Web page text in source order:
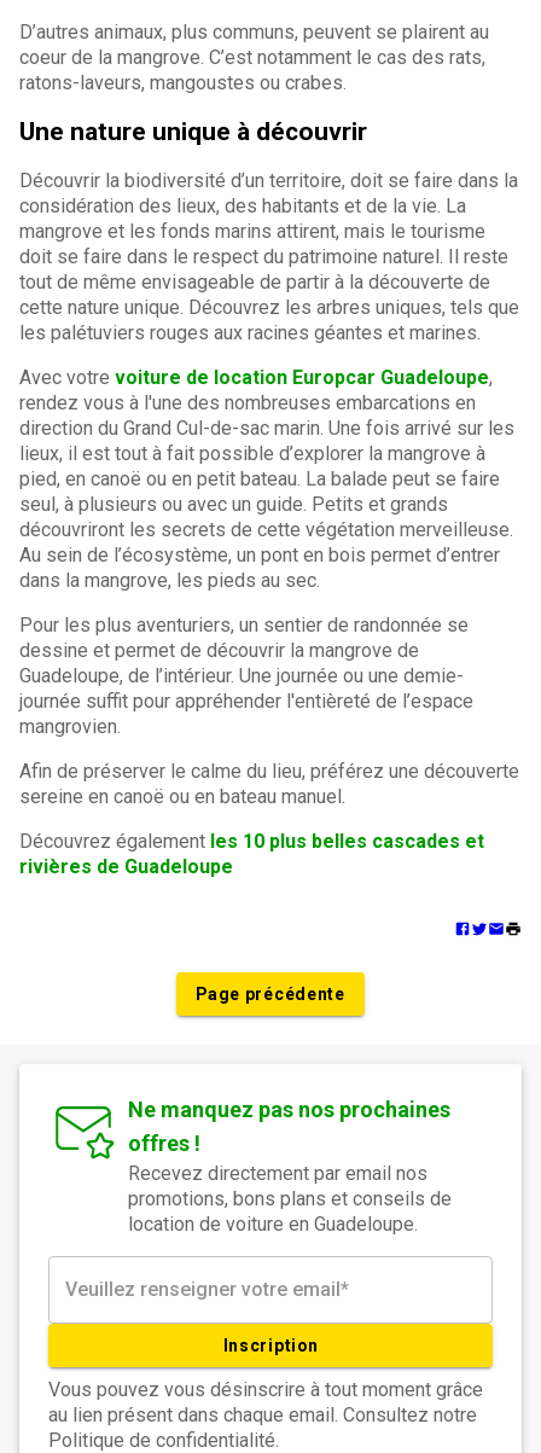
D’autres animaux, plus communs, peuvent se plairent au
coeur de la mangrove. C’est notamment le cas des rats,
ratons-laveurs, mangoustes ou crabes.
Une nature unique à découvrir
Découvrir la biodiversité d’un territoire, doit se faire dans la
considération des lieux, des habitants et de la vie. La
mangrove et les fonds marins attirent, mais le tourisme
doit se faire dans le respect du patrimoine naturel. Il reste
tout de même envisageable de partir à la découverte de
cette nature unique. Découvrez les arbres uniques, tels que
les palétuviers rouges aux racines géantes et marines.
Avec votre voiture de location Europcar Guadeloupe,
rendez vous à l'une des nombreuses embarcations en
direction du Grand Cul-de-sac marin. Une fois arrivé sur les
lieux, il est tout à fait possible d’explorer la mangrove à
pied, en canoë ou en petit bateau. La balade peut se faire
seul, à plusieurs ou avec un guide. Petits et grands
découvriront les secrets de cette végétation merveilleuse.
Au sein de l’écosystème, un pont en bois permet d’entrer
dans la mangrove, les pieds au sec.
Pour les plus aventuriers, un sentier de randonnée se
dessine et permet de découvrir la mangrove de
Guadeloupe, de l’intérieur. Une journée ou une demie-
journée suffit pour appréhender l'entièreté de l’espace
mangrovien.
Afin de préserver le calme du lieu, préférez une découverte
sereine en canoë ou en bateau manuel.
Découvrez également les 10 plus belles cascades et
rivières de Guadeloupe
Page précédente
Ne manquez pas nos prochaines
offres !
Recevez directement par email nos
promotions, bons plans et conseils de
location de voiture en Guadeloupe.
Inscription
Vous pouvez vous désinscrire à tout moment grâce
au lien présent dans chaque email. Consultez notre
Politique de confidentialité.